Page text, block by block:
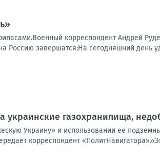
корреспондент Андрей
Россию завершатся:На сегодняшний день
украинские газохранилища,
Украину» и использовании ее
корреспондент